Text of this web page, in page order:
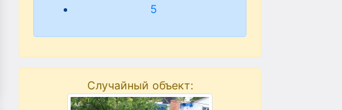
5
Случайный объект: